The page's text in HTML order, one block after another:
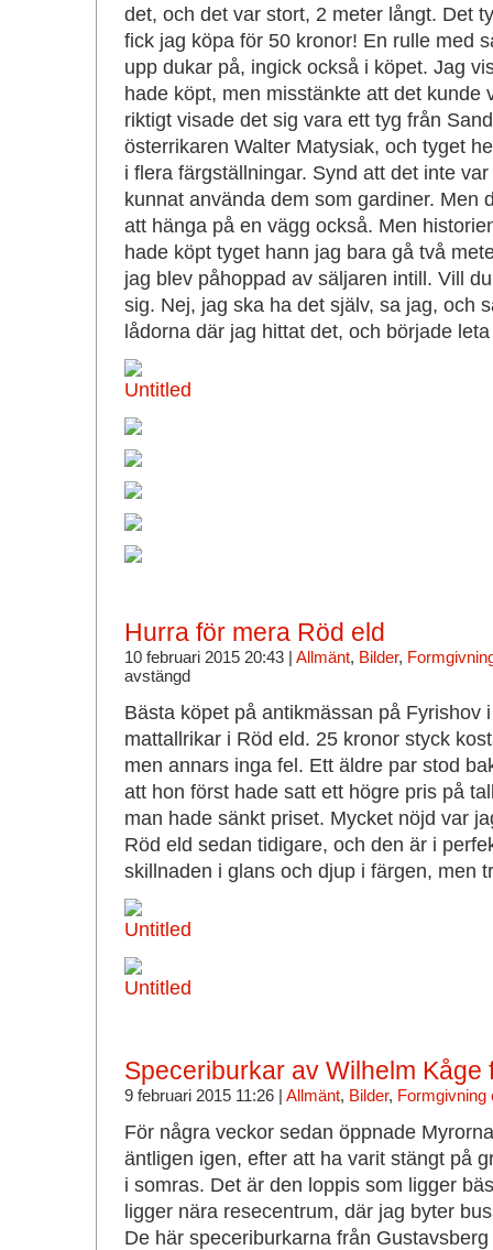
det, och det var stort, 2 meter långt. Det
fick jag köpa för 50 kronor! En rulle med
upp dukar på, ingick också i köpet. Jag
hade köpt, men misstänkte att det kunde
riktigt visade det sig vara ett tyg från
österrikaren Walter Matysiak, och tyget
i flera färgställningar. Synd att det inte
kunnat använda dem som gardiner. Men
att hänga på en vägg också. Men
hade köpt tyget hann jag bara gå två
jag blev påhoppad av säljaren intill. Vill
sig. Nej, jag ska ha det själv, sa jag, och
lådorna där jag hittat det, och började
Hurra för mera Röd eld
10 februari 2015 20:43 | Allmänt, Bilder,
avstängd
Bästa köpet på antikmässan på Fyrishov
mattallrikar i Röd eld. 25 kronor styck
men annars inga fel. Ett äldre par stod
att hon först hade satt ett högre pris på
man hade sänkt priset. Mycket nöjd var
Röd eld sedan tidigare, och den är i
skillnaden i glans och djup i färgen, men
Speceriburkar av Wilhelm Kåge
9 februari 2015 11:26 | Allmänt, Bilder, Formgivning
För några veckor sedan öppnade
äntligen igen, efter att ha varit stängt på
i somras. Det är den loppis som ligger
ligger nära resecentrum, där jag byter
De här speceriburkarna från